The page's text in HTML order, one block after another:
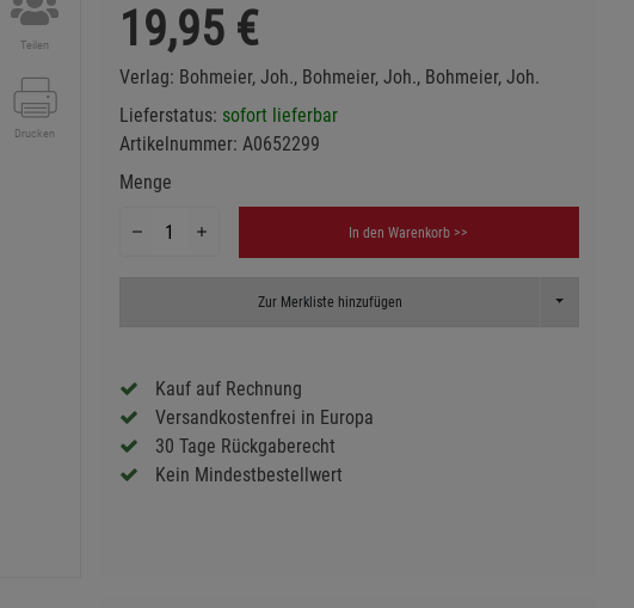
Teilen
Drucken
19,95 €
Verlag: Bohmeier, Joh., Bohmeier, Joh., Bohmeier, Joh.
Lieferstatus: sofort lieferbar
Artikelnummer: A0652299
Menge
In den Warenkorb >>
Zur Merkliste hinzufügen Toggle
Kauf auf Rechnung
Versandkostenfrei in Europa
30 Tage Rückgaberecht
Kein Mindestbestellwert